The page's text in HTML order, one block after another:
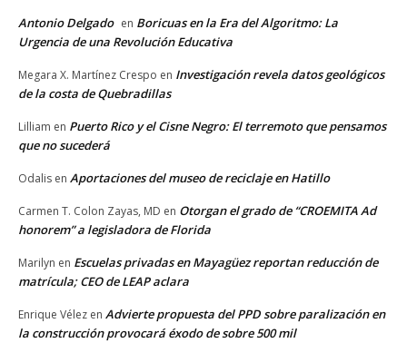
Antonio Delgado en Boricuas en la Era del Algoritmo: La
Urgencia de una Revolución Educativa
Megara X. Martínez Crespo en Investigación revela datos geológicos
de la costa de Quebradillas
Lilliam en Puerto Rico y el Cisne Negro: El terremoto que pensamos
que no sucederá
Odalis en Aportaciones del museo de reciclaje en Hatillo
Carmen T. Colon Zayas, MD en Otorgan el grado de “CROEMITA Ad
honorem” a legisladora de Florida
Marilyn en Escuelas privadas en Mayagüez reportan reducción de
matrícula; CEO de LEAP aclara
Enrique Vélez en Advierte propuesta del PPD sobre paralización en
la construcción provocará éxodo de sobre 500 mil